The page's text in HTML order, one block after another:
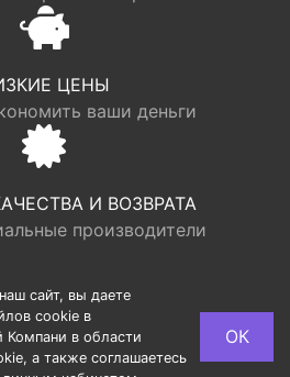
ЦЕНЫ
ваши деньги
И ВОЗВРАТА
производители
ХАУС”, ОГРН 1117746193949,
адрес: 127540, г.
сайт, вы даете
cookie в
Компани в области
а также соглашаетесь
ОК